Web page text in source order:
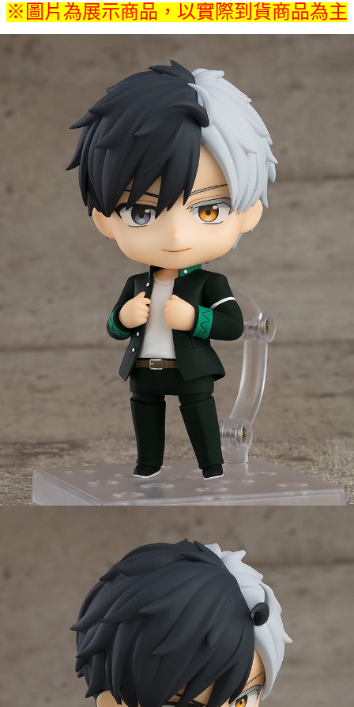
付款後7-11取貨
每筆NT$100，滿NT$1,300(含以上)免運費
宅配-離島(澎湖/金門/馬祖)-木棉花樂園專用
黑貓宅配-貨到付款
※圖片為展示商品，以實際到貨商品為主